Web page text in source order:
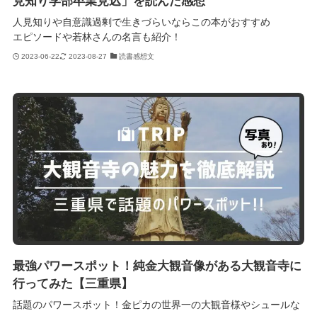
人見知りや自意識過剰で生きづらいならこの本がおすすめ
エピソードや若林さんの名言も紹介！
2023-06-22 2023-08-27 読書感想文
最強パワースポット！純金大観音像がある大観音寺に
行ってみた【三重県】
話題のパワースポット！金ピカの世界一の大観音様やシュールな